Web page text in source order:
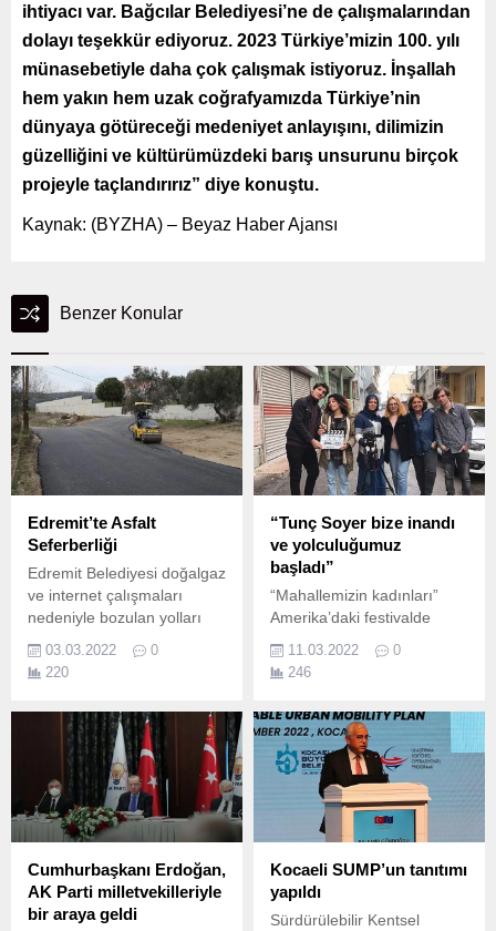
ihtiyacı var. Bağcılar Belediyesi’ne de çalışmalarından
dolayı teşekkür ediyoruz. 2023 Türkiye’mizin 100. yılı
münasebetiyle daha çok çalışmak istiyoruz. İnşallah
hem yakın hem uzak coğrafyamızda Türkiye’nin
dünyaya götüreceği medeniyet anlayışını, dilimizin
güzelliğini ve kültürümüzdeki barış unsurunu birçok
projeyle taçlandırırız” diye konuştu.
Kaynak: (BYZHA) – Beyaz Haber Ajansı
Benzer Konular
Edremit’te Asfalt
Seferberliği
Edremit Belediyesi doğalgaz
ve internet çalışmaları
nedeniyle bozulan yolları
yandan da asfaltlama
seferberliği başlattı.
03.03.2022
0
220
“Tunç Soyer bize inandı
ve yolculuğumuz
başladı”
“Mahallemizin kadınları”
Amerika’daki festivalde
Seferihisar’da başlatılan ve
İzmir Büyükşehir Belediyesi
“Mahallemizin Kadınları
Sinema Yapıyor” projesi
kapsamında çekilen “Arşipel
Kadınları” filmi, Amerika’da
Women’s Voices Now
Online Film Festivali’nde
yarışıyor.
11.03.2022
0
246
Cumhurbaşkanı Erdoğan,
AK Parti milletvekilleriyle
bir araya geldi
Kocaeli SUMP’un tanıtımı
yapıldı
Sürdürülebilir Kentsel